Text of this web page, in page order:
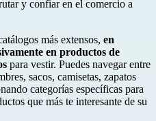
y confiar en el comercio a
más extensos, en
en productos de
para vestir. Puedes navegar entre
sacos, camisetas, zapatos
categorías específicas para
que más te interesante de su